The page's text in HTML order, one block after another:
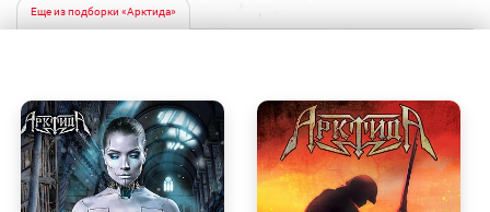
Еще из подборки «Арктида»